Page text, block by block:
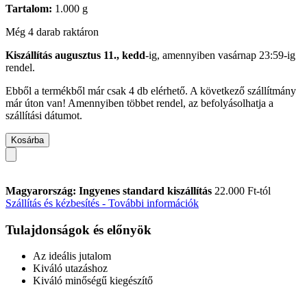
Tartalom: 1.000 g
Még 4 darab raktáron
Kiszállítás augusztus 11., kedd-ig, amennyiben vasárnap 23:59-ig
rendel.
Ebből a termékből már csak 4 db elérhető. A következő szállítmány
már úton van! Amennyiben többet rendel, az befolyásolhatja a
szállítási dátumot.
Kosárba
Magyarország: Ingyenes standard kiszállítás 22.000 Ft-tól
Szállítás és kézbesítés - További információk
Tulajdonságok és előnyök
Az ideális jutalom
Kiváló utazáshoz
Kiváló minőségű kiegészítő